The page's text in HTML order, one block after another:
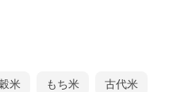
米 もち米 古代米